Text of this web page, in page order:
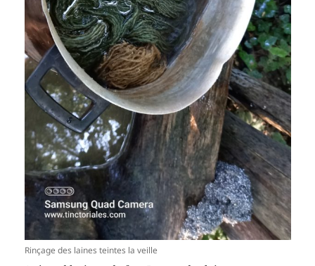
Rinçage des laines teintes la veille